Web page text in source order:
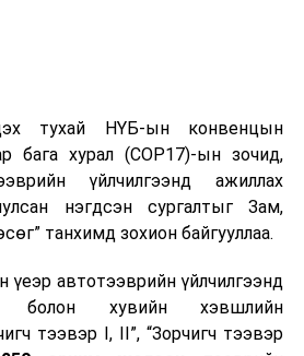
тухай НҮБ-ын конвенцын
бага хурал (COP17)-ын зочид,
үйлчилгээнд ажиллах
нэгдсэн сургалтыг Зам,
танхимд зохион байгууллаа.
үеэр автотээврийн үйлчилгээнд
болон хувийн хэвшлийн
тээвэр I, II”, “Зорчигч тээвэр